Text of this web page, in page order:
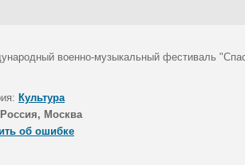
военно-музыкальный фестиваль
Культура
Россия, Москва
об ошибке